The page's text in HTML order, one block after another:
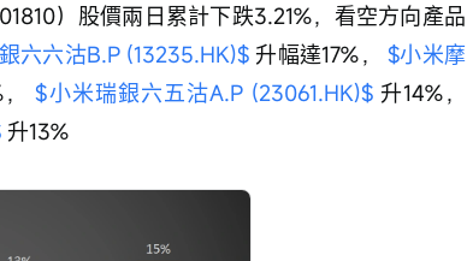
）股價兩日累計下跌3.21%，看空方向產品
六六沽B.P (13235.HK)$ 升幅達17%， $小米摩
， $小米瑞銀六五沽A.P (23061.HK)$ 升14%，
升13%